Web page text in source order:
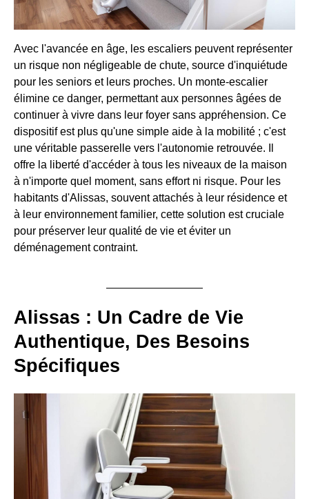
Avec l'avancée en âge, les escaliers peuvent représenter
un risque non négligeable de chute, source d'inquiétude
pour les seniors et leurs proches. Un monte-escalier
élimine ce danger, permettant aux personnes âgées de
continuer à vivre dans leur foyer sans appréhension. Ce
dispositif est plus qu'une simple aide à la mobilité ; c'est
une véritable passerelle vers l'autonomie retrouvée. Il
offre la liberté d'accéder à tous les niveaux de la maison
à n'importe quel moment, sans effort ni risque. Pour les
habitants d'Alissas, souvent attachés à leur résidence et
à leur environnement familier, cette solution est cruciale
pour préserver leur qualité de vie et éviter un
déménagement contraint.
Alissas : Un Cadre de Vie
Authentique, Des Besoins
Spécifiques